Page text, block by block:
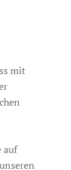
mit
auf